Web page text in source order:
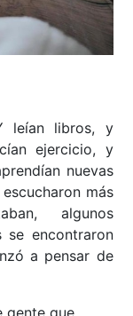
leían libros, y
ejercicio, y
nuevas
más
algunos
se encontraron
a pensar de